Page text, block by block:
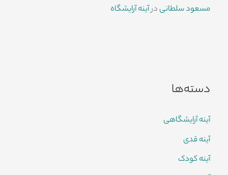
مسعود سلطانیدرآینه آرایشگاه
دسته‌ها
آینه آرایشگاهی
آینه قدی
آینه کودک